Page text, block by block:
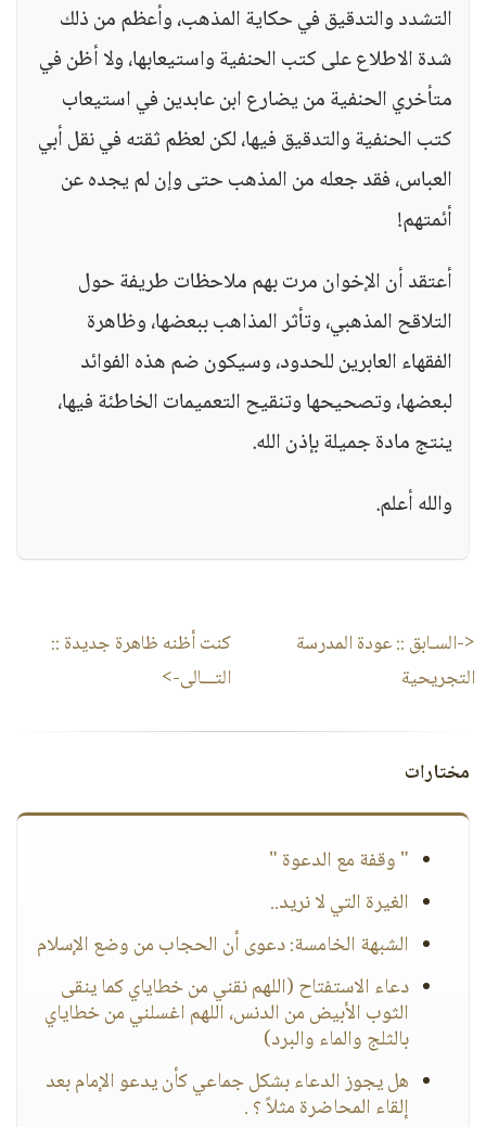
التشدد والتدقيق في حكاية المذهب، وأعظم من ذلك
شدة الاطلاع على كتب الحنفية واستيعابها، ولا أظن في
متأخري الحنفية من يضارع ابن عابدين في استيعاب
كتب الحنفية والتدقيق فيها، لكن لعظم ثقته في نقل أبي
العباس، فقد جعله من المذهب حتى وإن لم يجده عن
أئمتهم!
أعتقد أن الإخوان مرت بهم ملاحظات طريفة حول
التلاقح المذهبي، وتأثر المذاهب ببعضها، وظاهرة
الفقهاء العابرين للحدود، وسيكون ضم هذه الفوائد
لبعضها، وتصحيحها وتنقيح التعميمات الخاطئة فيها،
ينتج مادة جميلة بإذن الله.
والله أعلم.
<-السـابق ::عودة المدرسة
التجريحية
كنت أظنه ظاهرة جديدة ::
التـــالى->
مختارات
" وقفة مع الدعوة "
الغيرة التي لا نريد..
الشبهة الخامسة: دعوى أن الحجاب من وضع الإسلام
دعاء الاستفتاح (اللهم نقني من خطاياي كما ينقى
الثوب الأبيض من الدنس، اللهم اغسلني من خطاياي
بالثلج والماء والبرد)
هل يجوز الدعاء بشكل جماعي كأن يدعو الإمام بعد
إلقاء المحاضرة مثلاً ؟ .